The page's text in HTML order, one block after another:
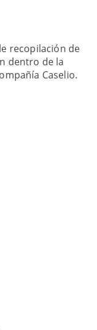
recopilación de
dentro de la
Caselio.